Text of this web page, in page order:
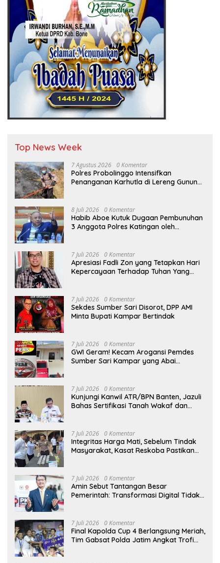
Top News Week
7 Agustus 2026 0 Komentar
Polres Probolinggo Intensifkan
Penanganan Karhutla di Lereng Gunung
8 Juli 2026 0 Komentar
Habib Aboe Kutuk Dugaan Pembunuhan
3 Anggota Polres Katingan oleh
7 Juli 2026 0 Komentar
Apresiasi Fadli Zon yang Tetapkan Hari
Kepercayaan Terhadap Tuhan Yang
7 Juli 2026 0 Komentar
Sekdes Sumber Sari Disorot, DPP AMI
Minta Bupati Kampar Bertindak
7 Juli 2026 0 Komentar
GWI Geram! Kecam Arogansi Pemdes
Sumber Sari Kampar yang Abai
7 Juli 2026 0 Komentar
Kunjungi Kanwil ATR/BPN Banten, Jazuli
Bahas Sertifikasi Tanah Wakaf dan
7 Juli 2026 0 Komentar
Integritas Harga Mati, Sebelum Tindak
Masyarakat, Kasat Reskoba Pastikan
7 Juli 2026 0 Komentar
Amin Sebut Tantangan Besar
Pemerintah: Transformasi Digital Tidak
7 Juli 2026 0 Komentar
Final Kapolda Cup 4 Berlangsung Meriah,
Tim Gabsat Polda Jatim Angkat Trofi